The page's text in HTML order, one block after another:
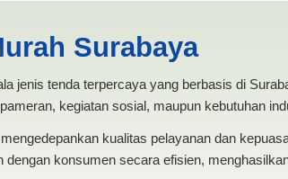
Surabaya
jenis tenda terpercaya yang berbasis di
kegiatan sosial, maupun kebutuhan
kualitas pelayanan dan
dengan konsumen secara efisien,